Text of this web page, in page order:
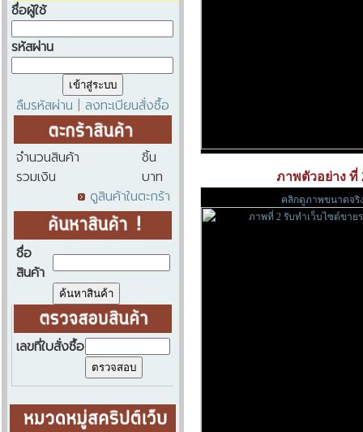
ชื่อผู้ใช้
รหัสผ่าน
ลืมรหัสผ่าน ลงทะเบียนสั่งซื้อ
จำนวนสินค้า
ชิ้น
รวมเงิน
บาท
ดูสินค้าในตะกร้า
ชื่อ
สินค้า
เลขที่ใบสั่งซื้อ
ภาพตัวอย่าง ที่
คลิกดูภาพขนาดจริ